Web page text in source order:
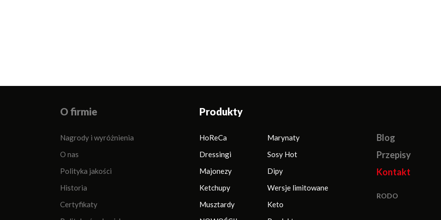
O firmie
Nagrody i wyróżnienia
O nas
Polityka jakości
Historia
Certyfikaty
Produkty
HoReCa
Dressingi
Majonezy
Ketchupy
Musztardy
Marynaty
Sosy Hot
Dipy
Wersje limitowane
Keto
Blog
Przepisy
Kontakt
RODO